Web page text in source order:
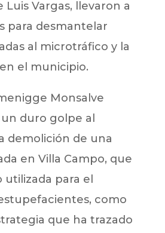
Vargas, llevaron a
para desmantelar
al microtráfico y la
el municipio.
Monsalve
duro golpe al
demolición de una
en Villa Campo, que
utilizada para el
como
que ha trazado